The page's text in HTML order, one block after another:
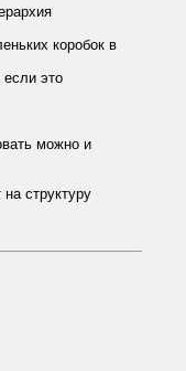
коробок в
если это
можно и
структуру